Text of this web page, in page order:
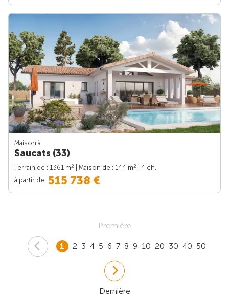
Maison à
Saucats (33)
Terrain de : 1361 m2 | Maison de : 144 m2
| 4 ch.
à partir de 515 738 €
Première
1 2 3 4 5 6 7 8 9 10 20 30 40 50
Dernière